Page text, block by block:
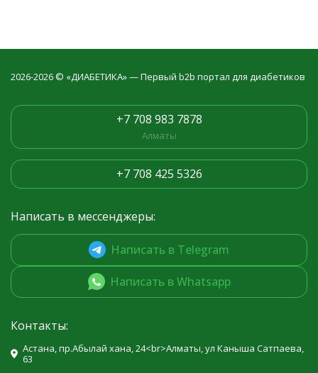
2026-2026 © «ДИАБЕТИКА» — Первый b2b портал для диабетиков
+7 708 983 7878
Алматы
+7 708 425 5326
Написать в мессенджеры:
Написать в Telegram
Написать в Whatsapp
Контакты:
Астана, пр.Абылай хана, 24<br>Алматы, ул Каныша Сатпаева,
63